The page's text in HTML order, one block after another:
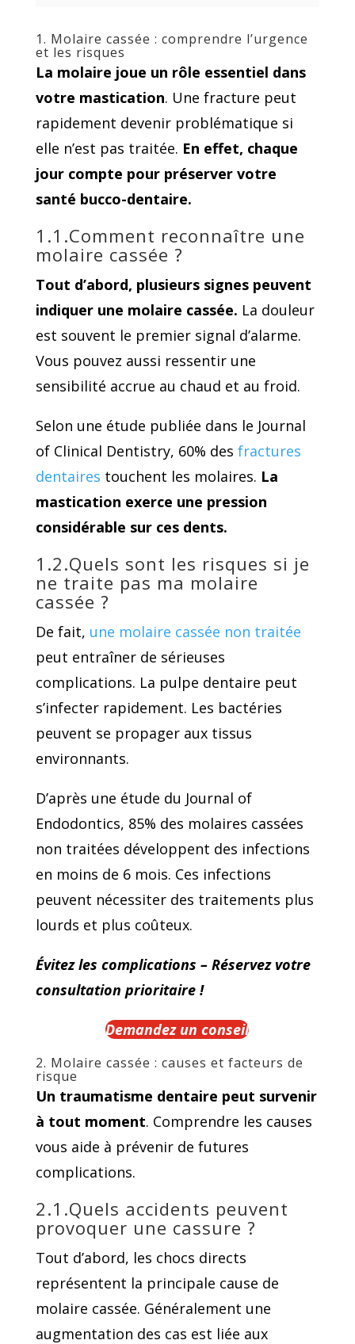
1. Molaire cassée : comprendre l’urgence
et les risques
La molaire joue un rôle essentiel dans
votre mastication. Une fracture peut
rapidement devenir problématique si
elle n’est pas traitée. En effet, chaque
jour compte pour préserver votre
santé bucco-dentaire.
1.1.Comment reconnaître une
molaire cassée ?
Tout d’abord, plusieurs signes peuvent
indiquer une molaire cassée. La douleur
est souvent le premier signal d’alarme.
Vous pouvez aussi ressentir une
sensibilité accrue au chaud et au froid.
Selon une étude publiée dans le Journal
of Clinical Dentistry, 60% des fractures
dentaires touchent les molaires. La
mastication exerce une pression
considérable sur ces dents.
1.2.Quels sont les risques si je
ne traite pas ma molaire
cassée ?
De fait, une molaire cassée non traitée
peut entraîner de sérieuses
complications. La pulpe dentaire peut
s’infecter rapidement. Les bactéries
peuvent se propager aux tissus
environnants.
D’après une étude du Journal of
Endodontics, 85% des molaires cassées
non traitées développent des infections
en moins de 6 mois. Ces infections
peuvent nécessiter des traitements plus
lourds et plus coûteux.
Évitez les complications – Réservez votre
consultation prioritaire !
Demandez un conseil
2. Molaire cassée : causes et facteurs de
risque
Un traumatisme dentaire peut survenir
à tout moment. Comprendre les causes
vous aide à prévenir de futures
complications.
2.1.Quels accidents peuvent
provoquer une cassure ?
Tout d’abord, les chocs directs
représentent la principale cause de
molaire cassée. Généralement une
augmentation des cas est liée aux